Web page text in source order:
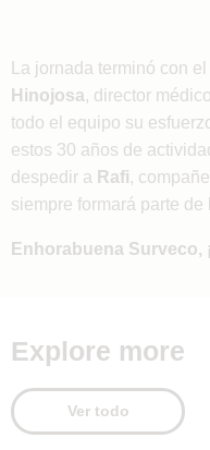
La jornada terminó con
Hinojosa, director
todo el equipo su
estos 30 años de
despedir a Rafi,
siempre formará parte
Enhorabuena Surveco,
Explore more
Ver todo